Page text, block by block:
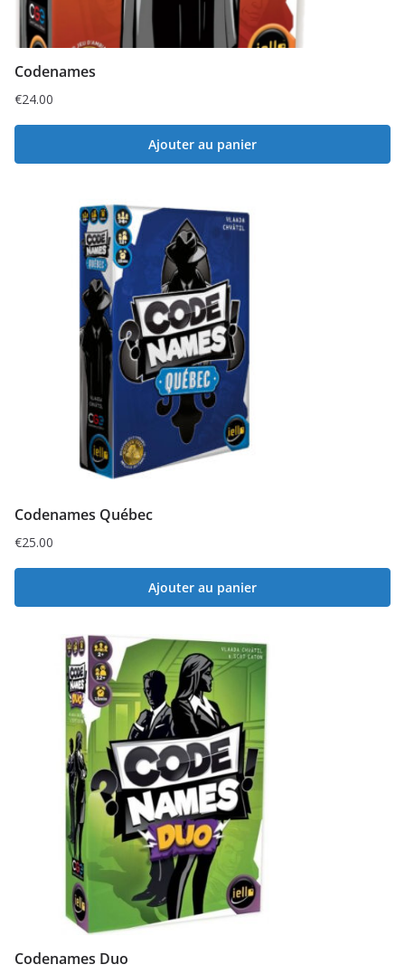
Codenames
€24.00
Ajouter au panier
Codenames Québec
€25.00
Ajouter au panier
Codenames Duo